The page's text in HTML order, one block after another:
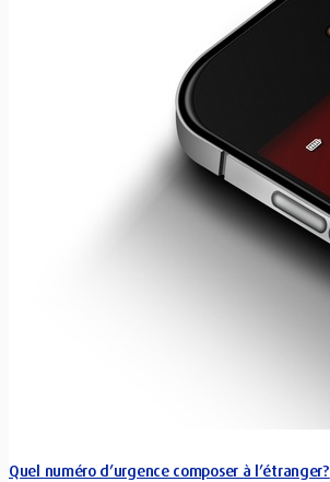
Quel numéro d’urgence composer à l’étranger?